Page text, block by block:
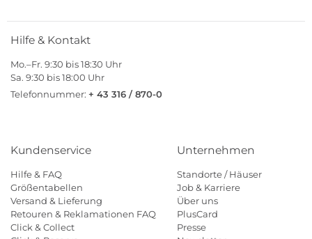
Hilfe & Kontakt
Mo.–Fr. 9:30 bis 18:30 Uhr
Sa. 9:30 bis 18:00 Uhr
Telefonnummer: + 43 316 / 870-0
Kundenservice
Hilfe & FAQ
Größentabellen
Versand & Lieferung
Retouren & Reklamationen FAQ
Unternehmen
Standorte / Häuser
Job & Karriere
Über uns
PlusCard